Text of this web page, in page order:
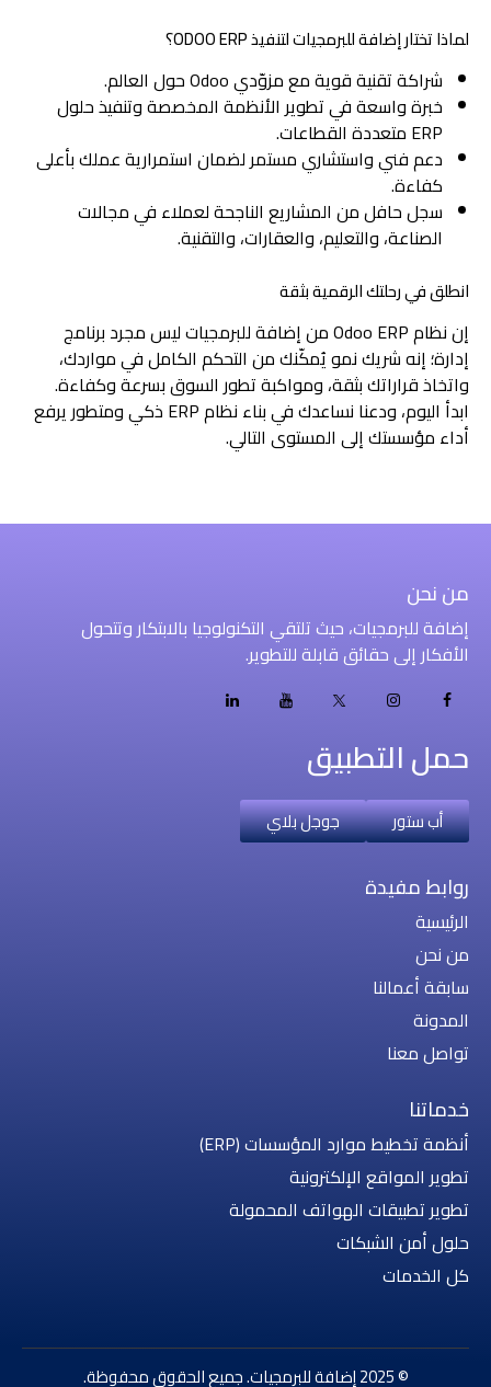
لماذا تختار إضافة للبرمجيات لتنفيذ ODOO ERP؟
شراكة تقنية قوية مع مزوّدي Odoo حول العالم.
خبرة واسعة في تطوير الأنظمة المخصصة وتنفيذ حلول
ERP متعددة القطاعات.
دعم فني واستشاري مستمر لضمان استمرارية عملك بأعلى
كفاءة.
سجل حافل من المشاريع الناجحة لعملاء في مجالات
الصناعة، والتعليم، والعقارات، والتقنية.
انطلق في رحلتك الرقمية بثقة
إن نظام Odoo ERP من إضافة للبرمجيات ليس مجرد برنامج
إدارة؛ إنه شريك نمو يُمكّنك من التحكم الكامل في مواردك،
واتخاذ قراراتك بثقة، ومواكبة تطور السوق بسرعة وكفاءة.
ابدأ اليوم، ودعنا نساعدك في بناء نظام ERP ذكي ومتطور يرفع
أداء مؤسستك إلى المستوى التالي.
من نحن
إضافة للبرمجيات، حيث تلتقي التكنولوجيا بالابتكار وتتحول
الأفكار إلى حقائق قابلة للتطوير.
حمل التطبيق
أب ستور جوجل بلاي
ADD YOUR HEADING TEXT HERE
روابط مفيدة
الرئيسية
من نحن
سابقة أعمالنا
المدونة
تواصل معنا
خدماتنا
أنظمة تخطيط موارد المؤسسات (ERP)
تطوير المواقع الإلكترونية
تطوير تطبيقات الهواتف المحمولة
حلول أمن الشبكات
كل الخدمات
© 2025 إضافة للبرمجيات. جميع الحقوق محفوظة.